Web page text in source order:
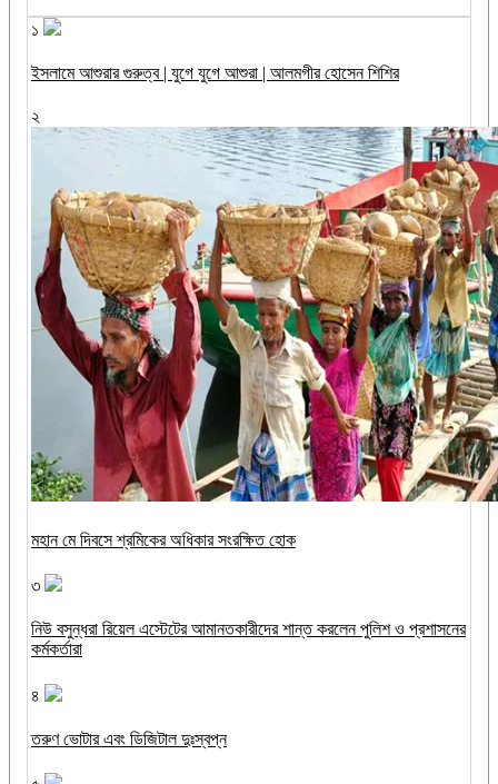
১
ইসলামে আশুরার গুরুত্ব | যুগে যুগে আশুরা | আলমগীর হোসেন শিশির
২
মহান মে দিবসে শ্রমিকের অধিকার সংরক্ষিত হোক
৩
নিউ বসুন্ধরা রিয়েল এস্টেটের আমানতকারীদের শান্ত করলেন পুলিশ ও প্রশাসনের
কর্মকর্তারা
৪
তরুণ ভোটার এবং ডিজিটাল দুঃস্বপ্ন